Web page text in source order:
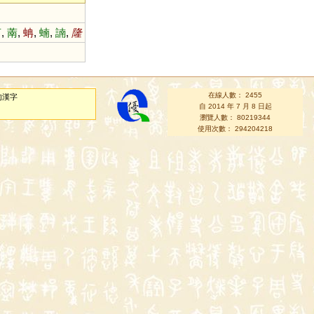
,萳,蚺,蝻,諵,隆
漢字
在線人數： 2455
自 2014 年 7 月 8 日起
瀏覽人數： 80219344
使用次數： 294204218